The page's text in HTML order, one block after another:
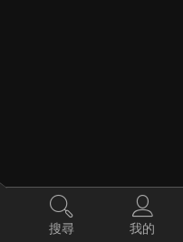
搜尋 我的